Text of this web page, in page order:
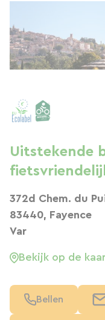
Uitstekende
372d Chem. du
83440, Fayence
Var
Bekijk op de
Bellen